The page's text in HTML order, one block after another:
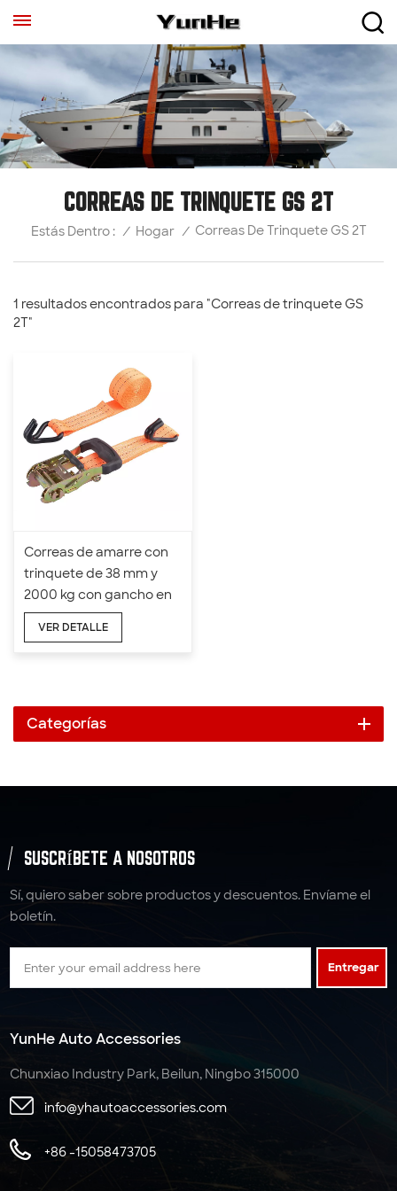
CORREAS DE TRINQUETE GS 2T
Estás Dentro : / Hogar / Correas De Trinquete GS 2T
1 resultados encontrados para "Correas de trinquete GS
2T"
Correas de amarre con
trinquete de 38 mm y
2000 kg con gancho en
forma de J de goma
VER DETALLE
Categorías
SUSCRÍBETE A NOSOTROS
Sí, quiero saber sobre productos y descuentos. Envíame el
boletín.
Entregar
YunHe Auto Accessories
Chunxiao Industry Park, Beilun, Ningbo 315000
info@yhautoaccessories.com
+86 -15058473705